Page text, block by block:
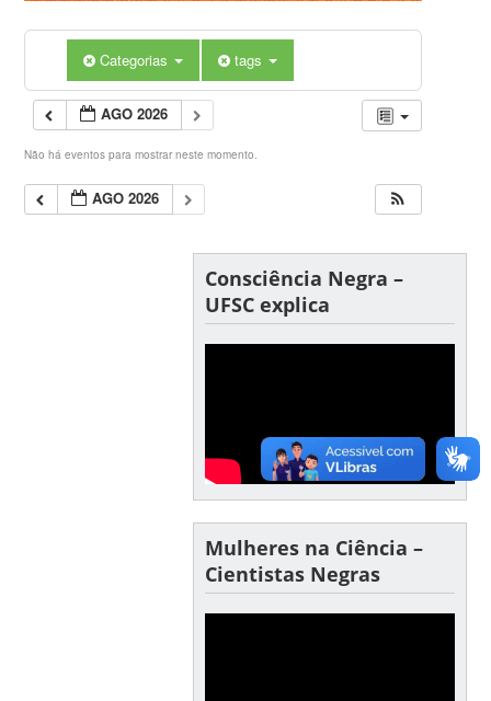
Categorias tags
AGO 2026
Não há eventos para mostrar neste momento.
AGO 2026
Consciência Negra –
UFSC explica
Mulheres na Ciência –
Cientistas Negras